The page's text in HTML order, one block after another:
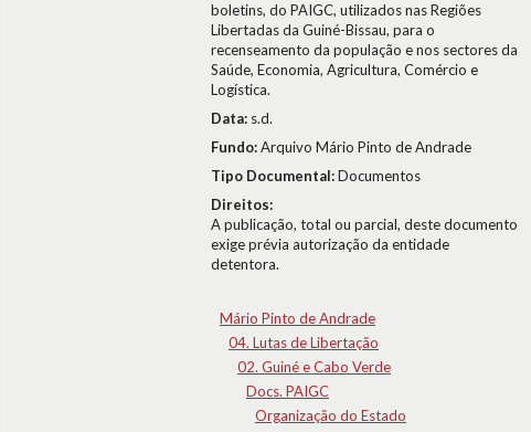
boletins, do PAIGC, utilizados nas Regiões
Libertadas da Guiné-Bissau, para o
recenseamento da população e nos sectores da
Saúde, Economia, Agricultura, Comércio e
Logística.
Data: s.d.
Fundo:Arquivo Mário Pinto de Andrade
Tipo Documental:Documentos
Direitos:
A publicação, total ou parcial, deste documento
exige prévia autorização da entidade
detentora.
Mário Pinto de Andrade
04. Lutas de Libertação
02. Guiné e Cabo Verde
Docs. PAIGC
Organização do Estado